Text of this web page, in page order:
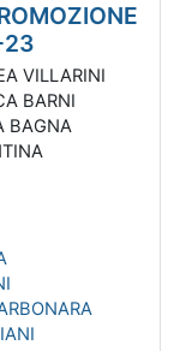
23
VILLARINI
BARNI
BAGNA